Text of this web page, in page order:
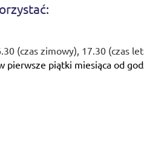
(czas zimowy), 17.30 (czas
pierwsze piątki miesiąca od